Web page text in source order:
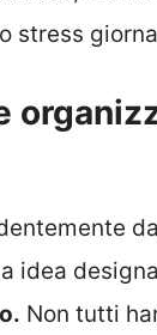
stress
idea
Non tutti